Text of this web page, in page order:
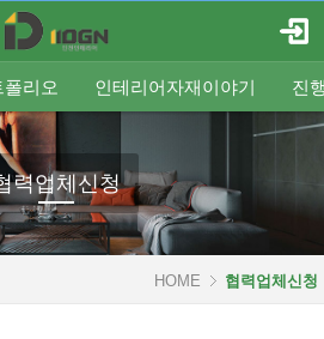
폴리오 인테리어자재이야기 진
오시는 길
시 기타공사
타일 바닥재 벽지
인테리어셀프자동견적
FAQ
력업체신청
HOME 협력업체신청
케치북5
케치북5